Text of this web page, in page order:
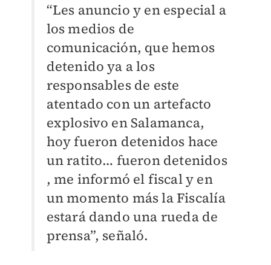
“Les anuncio y en especial a
los medios de
comunicación, que hemos
detenido ya a los
responsables de este
atentado con un artefacto
explosivo en Salamanca,
hoy fueron detenidos hace
un ratito… fueron detenidos
, me informó el fiscal y en
un momento más la Fiscalía
estará dando una rueda de
prensa”, señaló.